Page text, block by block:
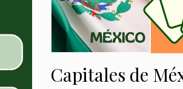
Capitales de